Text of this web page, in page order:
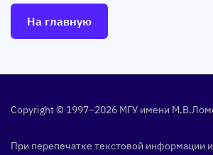
На главную
Copyright © 1997–2026 МГУ име­ни
При пе­репе­чат­ке тек­сто­вой ин­форма­ции